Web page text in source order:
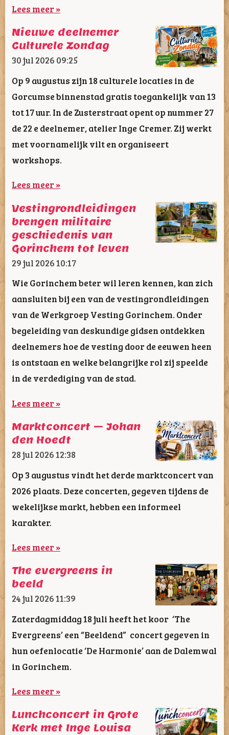
Lees meer »
Nieuwe deelnemer
Culturele Zondag
30 jul 2026 09:25
Op 9 augustus zijn 18 culturele locaties in de
Gorcumse binnenstad gratis toegankelijk van 13
tot 17 uur. In de Zusterstraat opent op nummer 27
de 22 e deelnemer, atelier Inge Cremer. Zij werkt
met voornamelijk vilt en organiseert
workshops.
Lees meer »
Vestingrondleidingen
brengen militaire
geschiedenis van
Gorinchem tot leven
29 jul 202610:17
Wie Gorinchem beter wil leren kennen, kan zich
aansluiten bij een van de vestingrondleidingen
van de Werkgroep Vesting Gorinchem. Onder
begeleiding van deskundige gidsen ontdekken
deelnemers hoe de vesting door de eeuwen heen
is ontstaan en welke belangrijke rol zij speelde
in de verdediging van de stad.
Lees meer »
Marktconcert – Johan
den Hoedt
28 jul 202612:38
Op 3 augustus vindt het derde marktconcert van
2026 plaats. Deze concerten, gegeven tijdens de
wekelijkse markt, hebben een informeel
karakter.
Lees meer »
The evergreens in
beeld
24 jul 202611:39
Zaterdagmiddag 18 juli heeft het koor ‘The
Evergreens’ een “Beeldend” concert gegeven in
hun oefenlocatie ‘De Harmonie’ aan de Dalemwal
in Gorinchem.
Lees meer »
Lunchconcert in Grote
Kerk met Inge Louisa